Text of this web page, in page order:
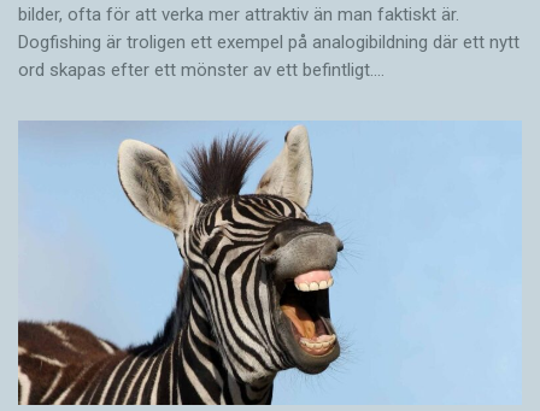
bilder, ofta för att verka mer attraktiv än man faktiskt är.
Dogfishing är troligen ett exempel på analogibildning där ett nytt
ord skapas efter ett mönster av ett befintligt.…